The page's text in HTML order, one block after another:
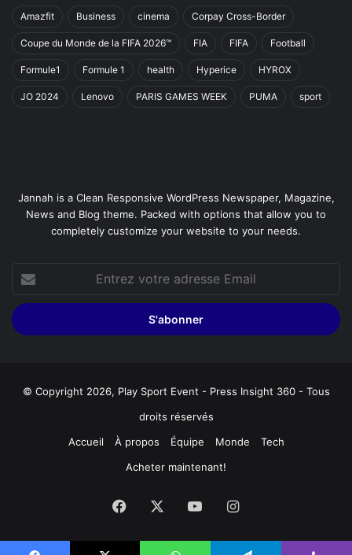
Amazfit Business cinema Corpay Cross-Border
Coupe du Monde de la FIFA 2026™ FIA FIFA Football
Formule1 Formule 1 health Hyperice HYROX
JO 2024 Lenovo PARIS GAMES WEEK PUMA sport
Jannah is a Clean Responsive WordPress Newspaper, Magazine,
News and Blog theme. Packed with options that allow you to
completely customize your website to your needs.
votre
adresse
Email
© Copyright 2026, Play Sport Event - Press Insight 360 - Tous
droits réservés
Accueil
À propos Équipe Monde
Tech
Acheter maintenant!
Facebook YouTubeInstagram